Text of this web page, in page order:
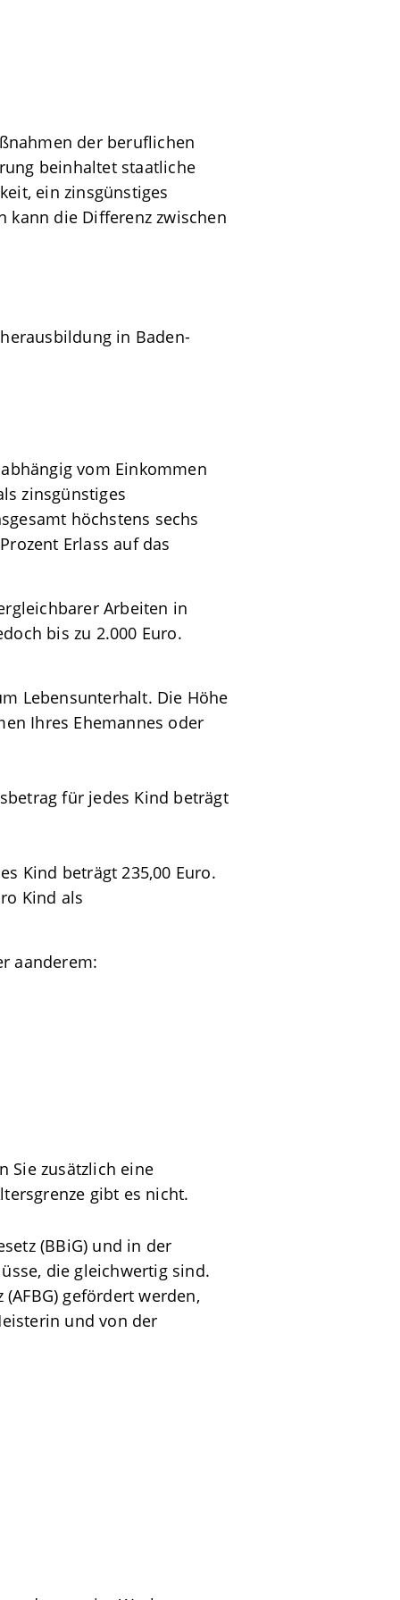
der beruflichen
beinhaltet staatliche
ein zinsgünstiges
kann die Differenz zwischen
in Baden-
vom Einkommen
zinsgünstiges
höchstens sechs
Erlass auf das
Arbeiten in
bis zu 2.000 Euro.
Lebensunterhalt. Die Höhe
Ihres Ehemannes oder
für jedes Kind beträgt
Kind beträgt 235,00 Euro.
Kind als
aanderem:
Sie zusätzlich eine
gibt es nicht.
(BBiG) und in der
die gleichwertig sind.
gefördert werden,
und von der